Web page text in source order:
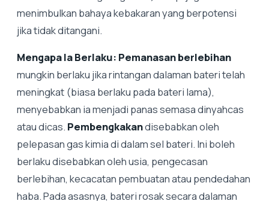
menimbulkan bahaya kebakaran yang berpotensi
jika tidak ditangani.
Mengapa Ia Berlaku: Pemanasan berlebihan
mungkin berlaku jika rintangan dalaman bateri telah
meningkat (biasa berlaku pada bateri lama),
menyebabkan ia menjadi panas semasa dinyahcas
atau dicas. Pembengkakandisebabkan oleh
pelepasan gas kimia di dalam sel bateri. Ini boleh
berlaku disebabkan oleh usia, pengecasan
berlebihan, kecacatan pembuatan atau pendedahan
haba. Pada asasnya, bateri rosak secara dalaman